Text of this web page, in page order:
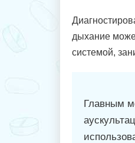
дыхание
системой,
Главным